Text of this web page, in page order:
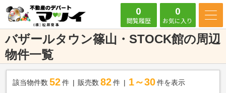
0
閲覧履歴
0
お気に入り
バザールタウン篠山・STOCK館の周辺
物件一覧
該当物件数 52件 販売数 82 件 1～30 件を表示